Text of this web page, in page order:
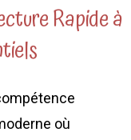
Rapide à
où